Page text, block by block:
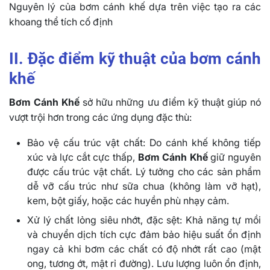
Nguyên lý của bơm cánh khế dựa trên việc tạo ra các
khoang thể tích cố định
II. Đặc điểm kỹ thuật của bơm cánh
khế
Bơm Cánh Khế sở hữu những ưu điểm kỹ thuật giúp nó
vượt trội hơn trong các ứng dụng đặc thù:
Bảo vệ cấu trúc vật chất: Do cánh khế không tiếp
xúc và lực cắt cực thấp, Bơm Cánh Khếgiữ nguyên
được cấu trúc vật chất. Lý tưởng cho các sản phẩm
dễ vỡ cấu trúc như sữa chua (không làm vỡ hạt),
kem, bột giấy, hoặc các huyền phù nhạy cảm.
Xử lý chất lỏng siêu nhớt, đặc sệt: Khả năng tự mồi
và chuyển dịch tích cực đảm bảo hiệu suất ổn định
ngay cả khi bơm các chất có độ nhớt rất cao (mật
ong, tương ớt, mật rỉ đường). Lưu lượng luôn ổn định,